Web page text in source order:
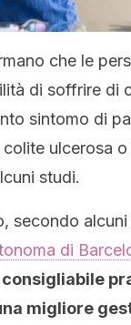
che le
di soffrire di
sintomo di
ulcerosa
studi.
secondo
di
migliore